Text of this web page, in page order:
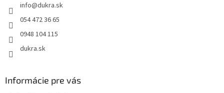
info@dukra.sk
054 472 36 65
0948 104 115
dukra.sk
Informácie pre vás